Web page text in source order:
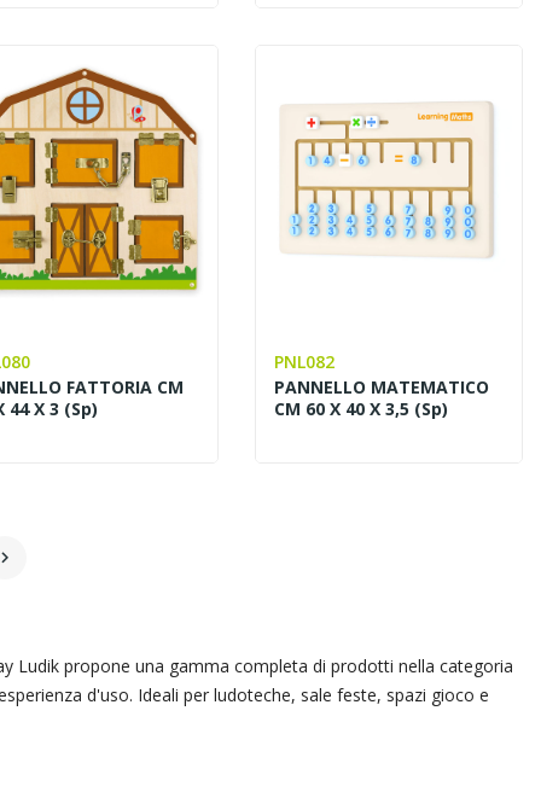
FATTORIA CM
44 X 3 (sp)
PNL082
PANNELLO MATEMATICO
CM 60 X 40 X 3,5 (sp)

Ludik propone una gamma completa di prodotti nella categoria
d'uso. Ideali per ludoteche, sale feste, spazi gioco e